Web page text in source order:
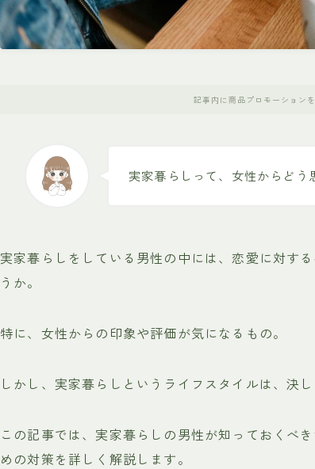
記事内に商品プロモーション
実家暮らしって、女性からど
実家暮らしをしている男性の中には、恋愛に対す
うか。
特に、女性からの印象や評価が気になるもの。
しかし、実家暮らしというライフスタイルは、決
この記事では、実家暮らしの男性が知っておくべ
めの対策を詳しく解説します。